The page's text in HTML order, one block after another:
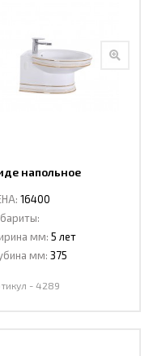
напольное
16400
мм: 5 лет
мм: 375
- 4289